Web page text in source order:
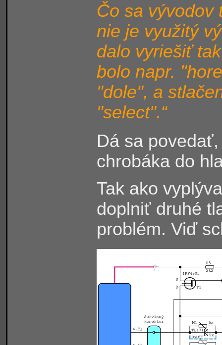
Čo sa vývodov
nie je využitý
dalo vyriešiť
bolo napr.
"dole", a
"select".“
Dá sa
chrobáka do
Tak ako
doplniť druhé
problém. Viď